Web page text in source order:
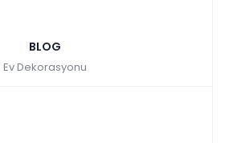
BLOG
Ev Dekorasyonu